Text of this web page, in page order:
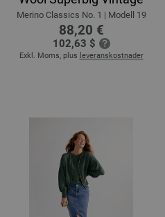
Merino Classics No. 1 | Modell 19
88,20 €
102,63 $
Exkl. Moms, plus leveranskostnader